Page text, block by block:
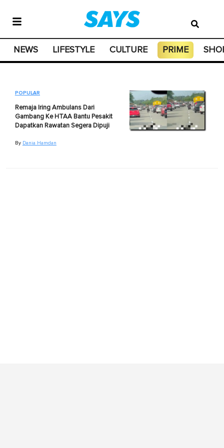
NEWS LIFESTYLE CULTURE PRIME
POPULAR
Remaja Iring Ambulans Dari
Gambang Ke HTAA Bantu Pesakit
Dapatkan Rawatan Segera Dipuji
By Dania Hamdan